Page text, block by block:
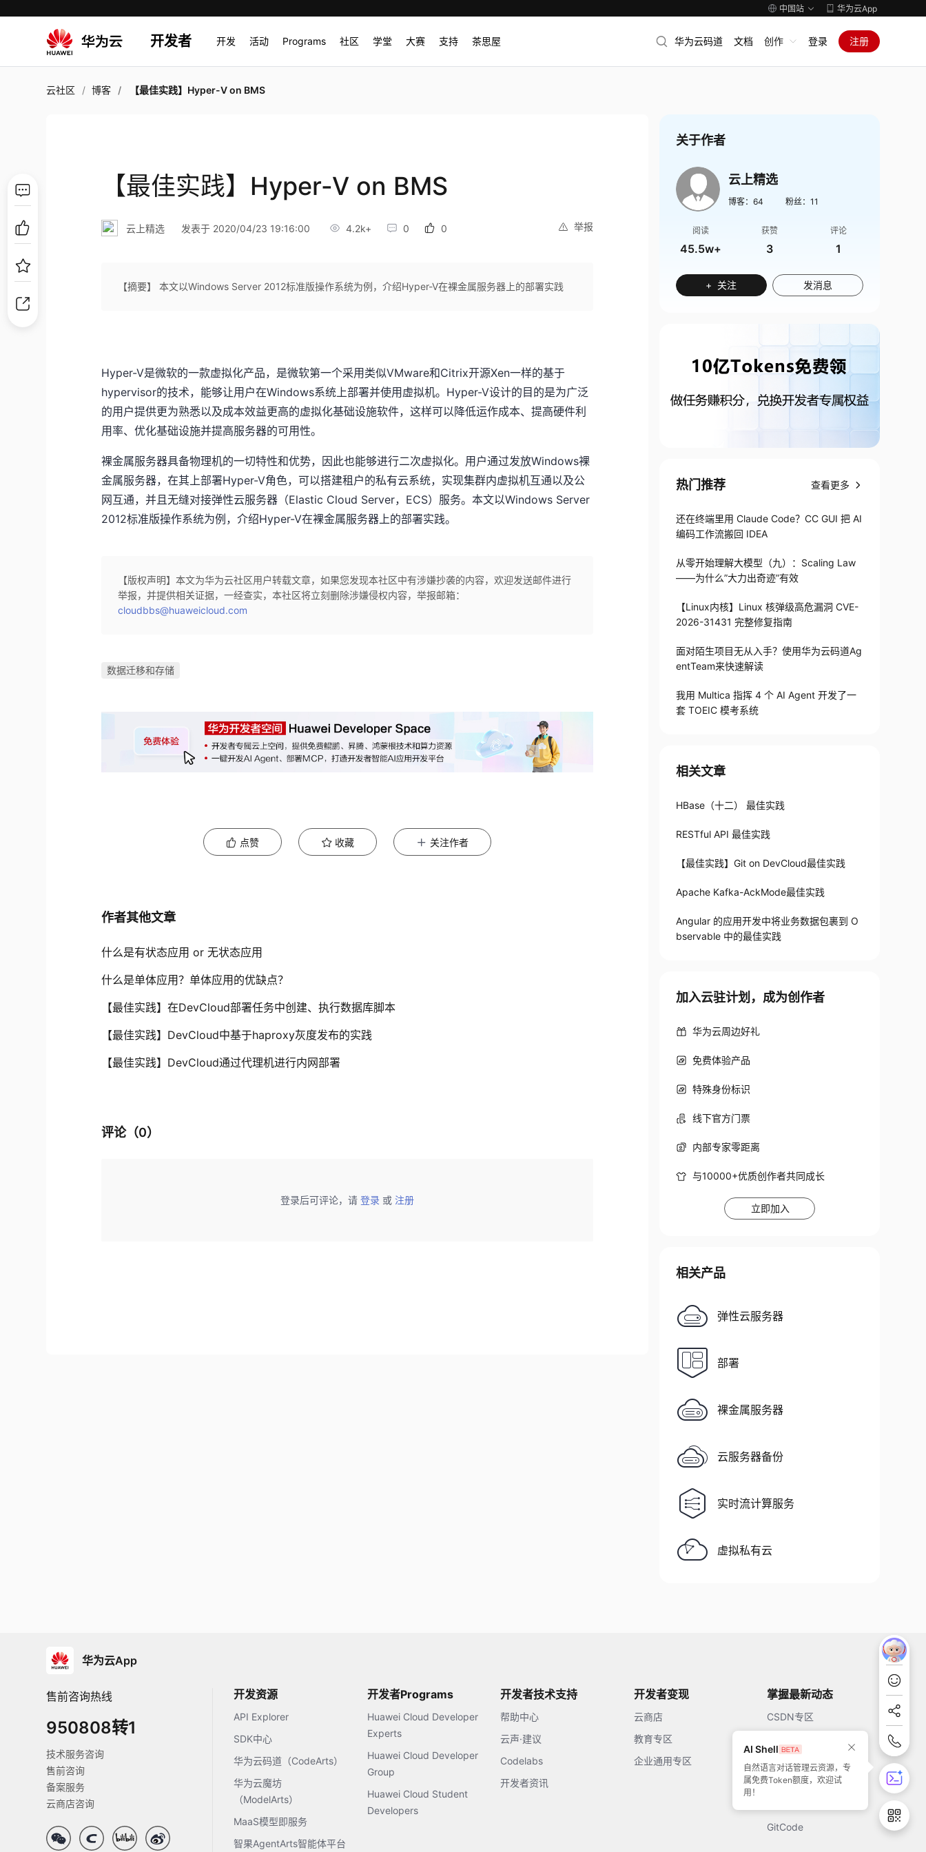
中国站 华为云App
开发者 开发 活动 Programs 社区 学堂 大赛 支持 茶思屋 华为云码道 文档 创作 登录 注册
云社区 博客 【最佳实践】Hyper-V on BMS
【最佳实践】Hyper-V on BMS
举报
云上精选 发表于 2020/04/23 19:16:00 4.2k+ 0 0
【摘要】 本文以Windows Server 2012标准版操作系统为例，介绍Hyper-V在裸金属服务器上的部署实践
Hyper-V是微软的一款虚拟化产品，是微软第一个采用类似VMware和Citrix开源Xen一样的基于
hypervisor的技术，能够让用户在Windows系统上部署并使用虚拟机。Hyper-V设计的目的是为广泛
的用户提供更为熟悉以及成本效益更高的虚拟化基础设施软件，这样可以降低运作成本、提高硬件利
用率、优化基础设施并提高服务器的可用性。
裸金属服务器具备物理机的一切特性和优势，因此也能够进行二次虚拟化。用户通过发放Windows裸
金属服务器，在其上部署Hyper-V角色，可以搭建租户的私有云系统，实现集群内虚拟机互通以及公
网互通，并且无缝对接弹性云服务器（Elastic Cloud Server，ECS）服务。本文以Windows Server
2012标准版操作系统为例，介绍Hyper-V在裸金属服务器上的部署实践。
【版权声明】本文为华为云社区用户转载文章，如果您发现本社区中有涉嫌抄袭的内容，欢迎发送邮件进行
举报，并提供相关证据，一经查实，本社区将立刻删除涉嫌侵权内容，举报邮箱：
cloudbbs@huaweicloud.com
数据迁移和存储
点赞 收藏 关注作者
作者其他文章
什么是有状态应用 or 无状态应用
什么是单体应用？单体应用的优缺点？
【最佳实践】在DevCloud部署任务中创建、执行数据库脚本
【最佳实践】DevCloud中基于haproxy灰度发布的实践
【最佳实践】DevCloud通过代理机进行内网部署
评论（0）
登录后可评论，请 登录 或 注册
关于作者
云上精选
博客： 64 粉丝： 11
阅读
45.5w+
获赞
3
评论
1
+ 关注 发消息
热门推荐 查看更多
还在终端里用 Claude Code？CC GUI 把 AI
编码工作流搬回 IDEA
从零开始理解大模型（九）：Scaling Law
——为什么”大力出奇迹”有效
【Linux内核】Linux 核弹级高危漏洞 CVE-
2026-31431 完整修复指南
面对陌生项目无从入手？使用华为云码道Ag
entTeam来快速解读
我用 Multica 指挥 4 个 AI Agent 开发了一
套 TOEIC 模考系统
相关文章
HBase（十二） 最佳实践
RESTful API 最佳实践
【最佳实践】Git on DevCloud最佳实践
Apache Kafka-AckMode最佳实践
Angular 的应用开发中将业务数据包裹到 O
bservable 中的最佳实践
加入云驻计划，成为创作者
华为云周边好礼
免费体验产品
特殊身份标识
线下官方门票
内部专家零距离
与10000+优质创作者共同成长
立即加入
相关产品
弹性云服务器
部署
裸金属服务器
云服务器备份
实时流计算服务
虚拟私有云
AI Shell
自然语言对话管理云资源，专
属免费Token额度，欢迎试
用！
华为云App
售前咨询热线
950808转1
技术服务咨询
售前咨询
备案服务
云商店咨询
开发资源
API Explorer
SDK中心
华为云码道（CodeArts）
华为云魔坊
（ModelArts）
MaaS模型即服务
智果AgentArts智能体平台
开发者Programs
Huawei Cloud Developer
Experts
Huawei Cloud Developer
Group
Huawei Cloud Student
Developers
开发者技术支持
帮助中心
云声·建议
Codelabs
开发者资讯
开发者变现
云商店
教育专区
企业通用专区
掌握最新动态
CSDN专区
开源中国
51CTO
GitCode